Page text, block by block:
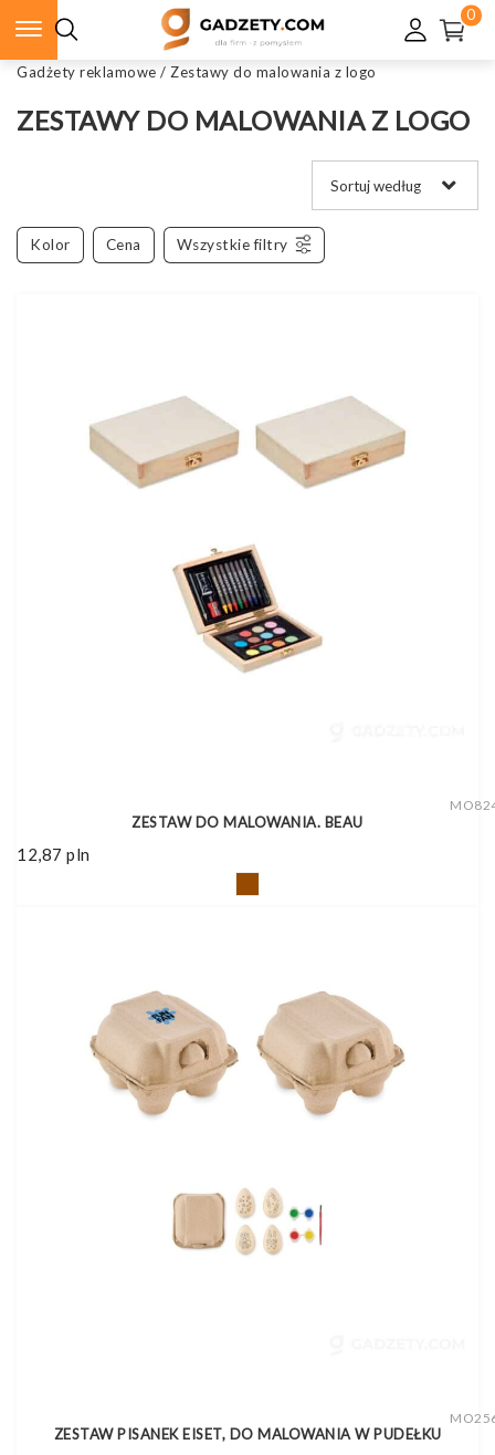
0
Gadżety reklamowe / Zestawy do malowania z logo
ZESTAWY DO MALOWANIA Z LOGO
Kolor Cena Wszystkie filtry
ZESTAW DO MALOWANIA. BEAU
12,87 pln
ZESTAW PISANEK EISET, DO MALOWANIA W PUDEŁKU